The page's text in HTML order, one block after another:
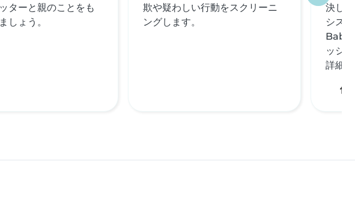
ターと親のことをも
しょう。
欺や疑わしい行動をスクリーニ
ングします。
決し
シス
ッシ
詳細
価